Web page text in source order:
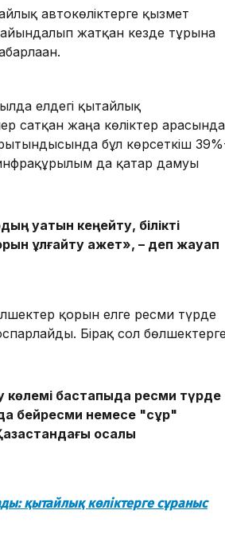
автокөліктерге қызмет
жатқан кезде тұрғынға
елдегі қытайлық
сатқан жаңа көліктер арасында
бұл көрсеткіш 39%-
да қатар дамуы
қуатын кеңейту, білікті
ұлғайту қажет», – деп жауап
қорын елге ресми түрде
Бірақ сол
көлемі бастапқыда ресми түрде
бейресми немесе "сұр"
қосалқы
қытайлық көліктерге сұраныс